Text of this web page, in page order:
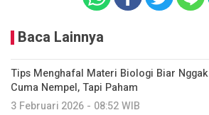
Baca Lainnya
Tips Menghafal Materi Biologi Biar Nggak
Cuma Nempel, Tapi Paham
3 Februari 2026 - 08:52 WIB